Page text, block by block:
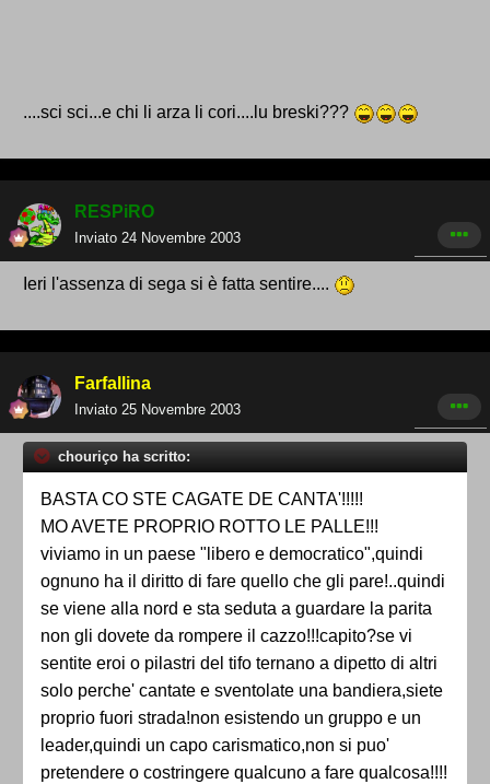
....sci sci...e chi li arza li cori....lu breski???
RESPiRO
Inviato 24 Novembre 2003
Ieri l'assenza di sega si è fatta sentire....
Farfallina
Inviato 25 Novembre 2003
chouriço ha scritto:
BASTA CO STE CAGATE DE CANTA'!!!!!
MO AVETE PROPRIO ROTTO LE PALLE!!!
viviamo in un paese "libero e democratico",quindi
ognuno ha il diritto di fare quello che gli pare!..quindi
se viene alla nord e sta seduta a guardare la parita
non gli dovete da rompere il cazzo!!!capito?se vi
sentite eroi o pilastri del tifo ternano a dipetto di altri
solo perche' cantate e sventolate una bandiera,siete
proprio fuori strada!non esistendo un gruppo e un
leader,quindi un capo carismatico,non si puo'
pretendere o costringere qualcuno a fare qualcosa!!!!